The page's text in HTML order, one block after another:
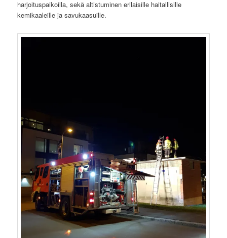
harjoituspaikoilla, sekä altistuminen erilaisille haitallisille
kemikaaleille ja savukaasuille.